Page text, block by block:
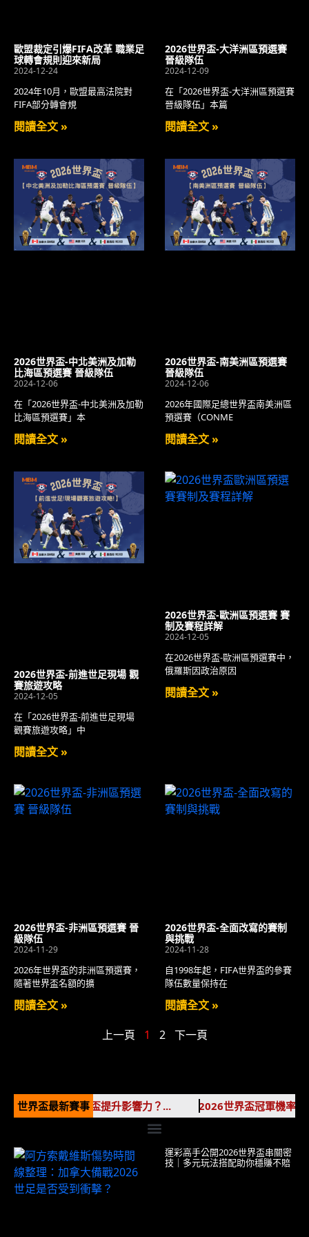
歐盟裁定引爆FIFA改革 職業足
球轉會規則迎來新局
2024-12-24
2024年10月，歐盟最高法院對
FIFA部分轉會規
閱讀全文 »
2026世界盃-大洋洲區預選賽
晉級隊伍
2024-12-09
在「2026世界盃-大洋洲區預選賽
晉級隊伍」本篇
閱讀全文 »
2026世界盃-中北美洲及加勒
比海區預選賽 晉級隊伍
2024-12-06
在「2026世界盃-中北美洲及加勒
比海區預選賽」本
閱讀全文 »
2026世界盃-南美洲區預選賽
晉級隊伍
2024-12-06
2026年國際足總世界盃南美洲區
預選賽（CONME
閱讀全文 »
2026世界盃-前進世足現場 觀
賽旅遊攻略
2024-12-05
在「2026世界盃-前進世足現場
觀賽旅遊攻略」中
閱讀全文 »
2026世界盃-歐洲區預選賽 賽
制及賽程詳解
2024-12-05
在2026世界盃-歐洲區預選賽中，
俄羅斯因政治原因
閱讀全文 »
2026世界盃-非洲區預選賽 晉
級隊伍
2024-11-29
2026年世界盃的非洲區預選賽，
隨著世界盃名額的擴
閱讀全文 »
2026世界盃-全面改寫的賽制
與挑戰
2024-11-28
自1998年起，FIFA世界盃的參賽
隊伍數量保持在
閱讀全文 »
上一頁
1 2 下一頁
世界盃最新賽事
如何利用世界盃提升影響力？... 2026世界盃冠軍機率揭曉
運彩高手公開2026世界盃串關密
技｜多元玩法搭配助你穩賺不賠